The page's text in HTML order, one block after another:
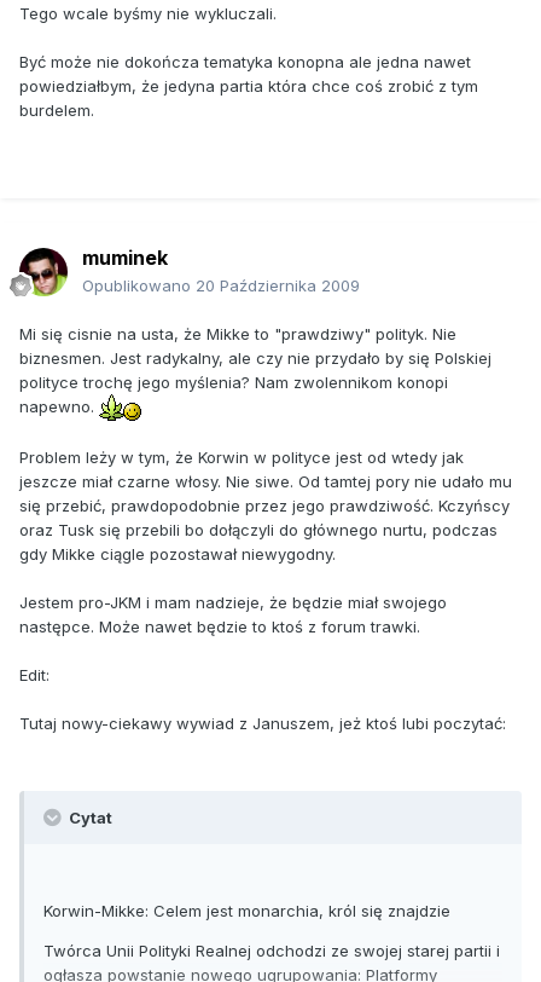
Tego wcale byśmy nie wykluczali.
Być może nie dokończa tematyka konopna ale jedna nawet
powiedziałbym, że jedyna partia która chce coś zrobić z tym
burdelem.
muminek
Opublikowano 20 Października 2009
Mi się cisnie na usta, że Mikke to "prawdziwy" polityk. Nie
biznesmen. Jest radykalny, ale czy nie przydało by się Polskiej
polityce trochę jego myślenia? Nam zwolennikom konopi
napewno.
Problem leży w tym, że Korwin w polityce jest od wtedy jak
jeszcze miał czarne włosy. Nie siwe. Od tamtej pory nie udało mu
się przebić, prawdopodobnie przez jego prawdziwość. Kczyńscy
oraz Tusk się przebili bo dołączyli do głównego nurtu, podczas
gdy Mikke ciągle pozostawał niewygodny.
Jestem pro-JKM i mam nadzieje, że będzie miał swojego
następce. Może nawet będzie to ktoś z forum trawki.
Edit:
Tutaj nowy-ciekawy wywiad z Januszem, jeż ktoś lubi poczytać:
Cytat
Korwin-Mikke: Celem jest monarchia, król się znajdzie
Twórca Unii Polityki Realnej odchodzi ze swojej starej partii i
ogłasza powstanie nowego ugrupowania: Platformy